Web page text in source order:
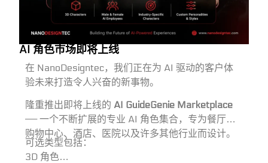
AI 角色市场即将上线
在 NanoDesigntec，我们正在为 AI 驱动的客户体
验未来打造令人兴奋的新事物。
隆重推出即将上线的 AI GuideGenie Marketplace
—— 一个不断扩展的专业 AI 角色集合，专为餐厅、
购物中心、酒店、医院以及许多其他行业而设计。
可选类型包括：
3D 角色